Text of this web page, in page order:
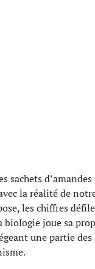
sachets
la réalité de
les chiffres
biologie joue sa
une partie